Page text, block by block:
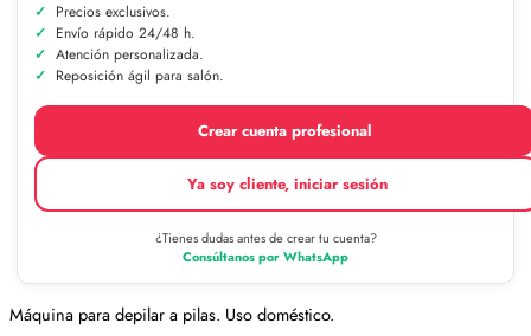
Precios exclusivos.
Envío rápido 24/48 h.
Atención personalizada.
Reposición ágil para salón.
Crear cuenta profesional
Ya soy cliente, iniciar sesión
¿Tienes dudas antes de crear tu cuenta?
Consúltanos por WhatsApp
Máquina para depilar a pilas. Uso doméstico.